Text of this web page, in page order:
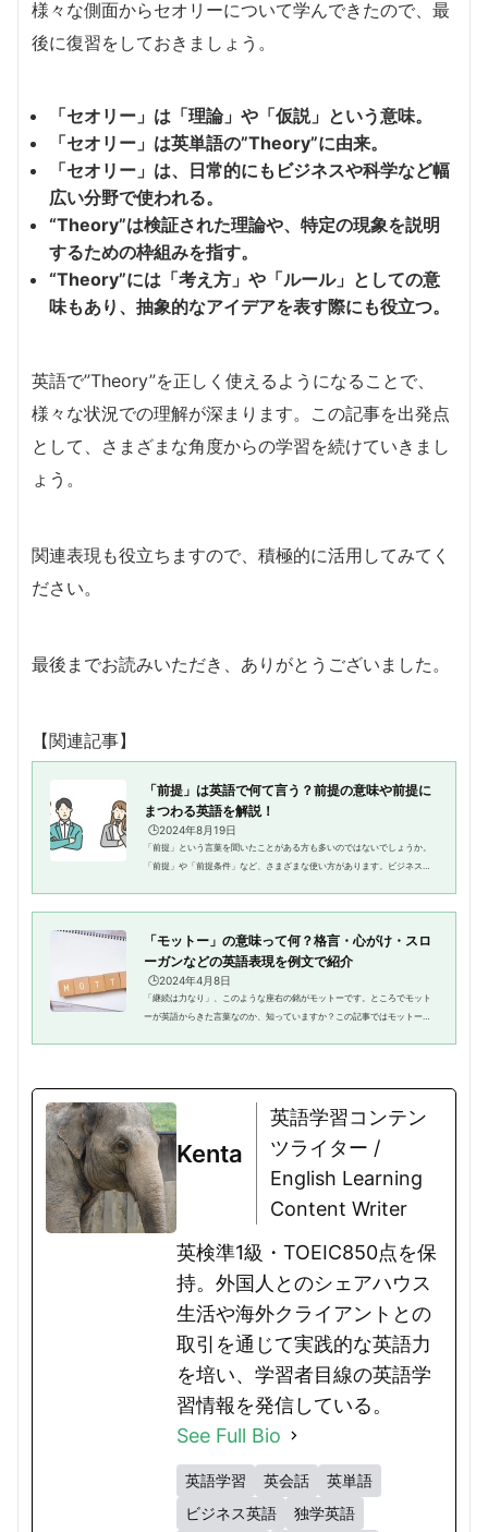
様々な側面からセオリーについて学んできたので、最
後に復習をしておきましょう。
「セオリー」は「理論」や「仮説」という意味。
「セオリー」は英単語の”Theory”に由来。
「セオリー」は、日常的にもビジネスや科学など幅
広い分野で使われる。
“Theory”は検証された理論や、特定の現象を説明
するための枠組みを指す。
“Theory”には「考え方」や「ルール」としての意
味もあり、抽象的なアイデアを表す際にも役立つ。
英語で”Theory”を正しく使えるようになることで、
様々な状況での理解が深まります。この記事を出発点
として、さまざまな角度からの学習を続けていきまし
ょう。
関連表現も役立ちますので、積極的に活用してみてく
ださい。
最後までお読みいただき、ありがとうございました。
【関連記事】
「前提」は英語で何て言う？前提の意味や前提に
まつわる英語を解説！
🕒️2024年8月19日
「前提」という言葉を聞いたことがある方も多いのではないでしょうか。
「前提」や「前提条件」など、さまざまな使い方があります。ビジネスシ
「モットー」の意味って何？格言・心がけ・スロ
ーガンなどの英語表現を例文で紹介
🕒️2024年4月8日
「継続は力なり」、このような座右の銘がモットーです。ところでモット
ーが英語からきた言葉なのか、知っていますか？この記事ではモットーの
Kenta
英語学習コンテン
ツライター /
English Learning
Content Writer
英検準1級・TOEIC850点を保
持。外国人とのシェアハウス
生活や海外クライアントとの
取引を通じて実践的な英語力
を培い、学習者目線の英語学
習情報を発信している。
See Full Bio
英語学習 英会話
英単語
ビジネス英語
独学英語